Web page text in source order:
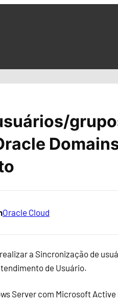
Oracle Cloud
a Sincronização de
de Usuário.
Server com Microsoft